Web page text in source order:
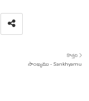
కొత్తది
సాంఖ్యము - Sankhyamu